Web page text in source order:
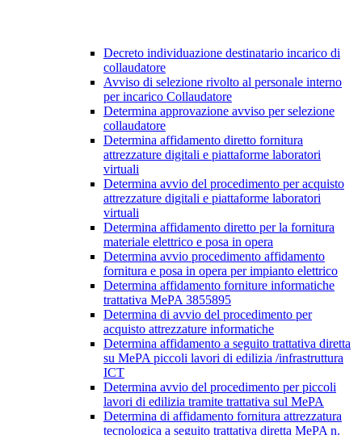
Decreto individuazione destinatario incarico di
collaudatore
Avviso di selezione rivolto al personale interno
per incarico Collaudatore
Determina approvazione avviso per selezione
collaudatore
Determina affidamento diretto fornitura
attrezzature digitali e piattaforme laboratori
virtuali
Determina avvio del procedimento per acquisto
attrezzature digitali e piattaforme laboratori
virtuali
Determina affidamento diretto per la fornitura
materiale elettrico e posa in opera
Determina avvio procedimento affidamento
fornitura e posa in opera per impianto elettrico
Determina affidamento forniture informatiche
trattativa MePA 3855895
Determina di avvio del procedimento per
acquisto attrezzature informatiche
Determina affidamento a seguito trattativa diretta
su MePA piccoli lavori di edilizia /infrastruttura
ICT
Determina avvio del procedimento per piccoli
lavori di edilizia tramite trattativa sul MePA
Determina di affidamento fornitura attrezzatura
tecnologica a seguito trattativa diretta MePA n.